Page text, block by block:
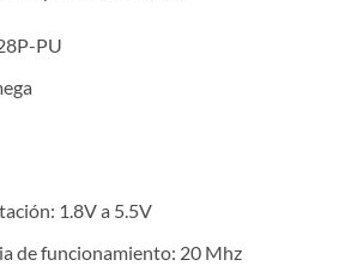
PU
1.8V a 5.5V
de funcionamiento: 20 Mhz